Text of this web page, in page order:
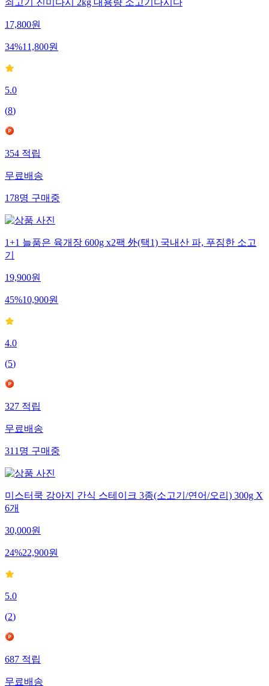
쇠고기 진미다시 2kg 대용량 소고기다시다
17,800원
34%11,800원
5.0
(8)
354적립
무료배송
178명구매중
1+1 늘품은 육개장 600g x2팩 外(택1) 국내산 파, 푸짐한 소고
기
19,900원
45%10,900원
4.0
(5)
327적립
무료배송
311명구매중
미스터쿡 강아지 간식 스테이크 3종(소고기/연어/오리) 300g X
6개
30,000원
24%22,900원
5.0
(2)
687적립